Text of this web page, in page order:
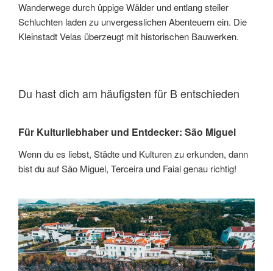
Wanderwege durch üppige Wälder und entlang steiler
Schluchten laden zu unvergesslichen Abenteuern ein. Die
Kleinstadt Velas überzeugt mit historischen Bauwerken.
Du hast dich am häufigsten für B entschieden
Für Kulturliebhaber und Entdecker: São Miguel
Wenn du es liebst, Städte und Kulturen zu erkunden, dann
bist du auf São Miguel, Terceira und Faial genau richtig!